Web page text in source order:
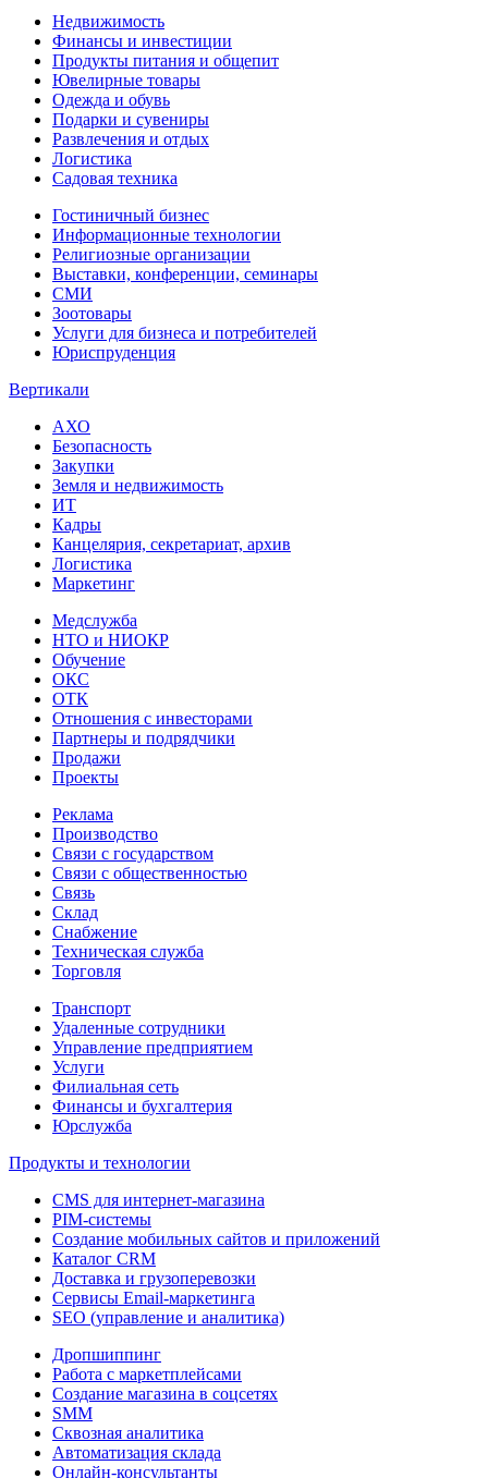
Недвижимость
Финансы и инвестиции
Продукты питания и общепит
Ювелирные товары
Одежда и обувь
Подарки и сувениры
Развлечения и отдых
Логистика
Садовая техника
Гостиничный бизнес
Информационные технологии
Религиозные организации
Выставки, конференции, семинары
СМИ
Зоотовары
Услуги для бизнеса и потребителей
Юриспруденция
Вертикали
АХО
Безопасность
Закупки
Земля и недвижимость
ИТ
Кадры
Канцелярия, секретариат, архив
Логистика
Маркетинг
Медслужба
НТО и НИОКР
Обучение
ОКС
ОТК
Отношения с инвесторами
Партнеры и подрядчики
Продажи
Проекты
Реклама
Производство
Связи с государством
Связи с общественностью
Связь
Склад
Снабжение
Техническая служба
Торговля
Транспорт
Удаленные сотрудники
Управление предприятием
Услуги
Филиальная сеть
Финансы и бухгалтерия
Юрслужба
Продукты и технологии
CMS для интернет-магазина
PIM-системы
Создание мобильных сайтов и приложений
Каталог CRM
Доставка и грузоперевозки
Сервисы Email-маркетинга
SEO (управление и аналитика)
Дропшиппинг
Работа с маркетплейсами
Создание магазина в соцсетях
SMM
Сквозная аналитика
Автоматизация склада
Онлайн-консультанты